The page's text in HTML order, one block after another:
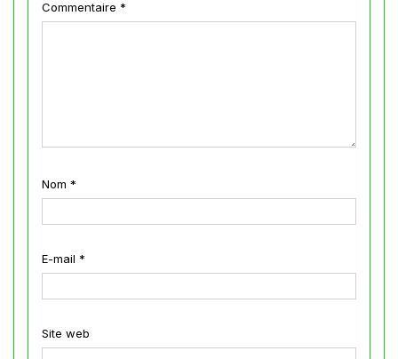
Commentaire *
Nom *
E-mail *
Site web